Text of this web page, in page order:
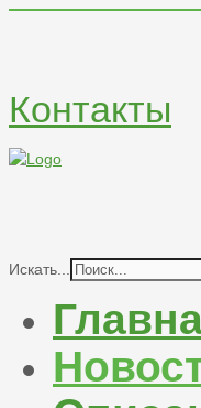
Контакты
Искать...